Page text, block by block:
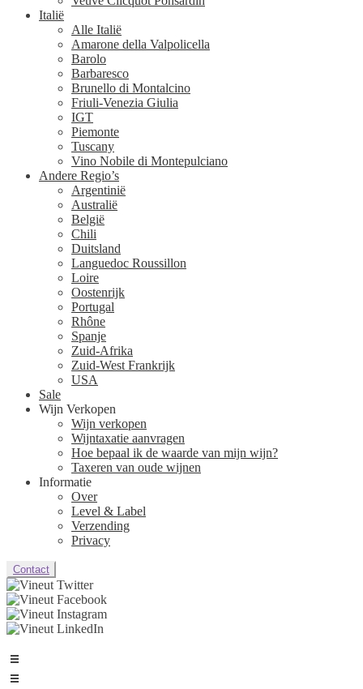
Italië
Alle Italië
Amarone della Valpolicella
Barolo
Barbaresco
Brunello di Montalcino
Friuli-Venezia Giulia
IGT
Piemonte
Tuscany
Vino Nobile di Montepulciano
Andere Regio’s
Argentinië
Australië
België
Chili
Duitsland
Languedoc Roussillon
Loire
Oostenrijk
Portugal
Rhône
Spanje
Zuid-Afrika
Zuid-West Frankrijk
USA
Sale
Wijn Verkopen
Wijn verkopen
Wijntaxatie aanvragen
Hoe bepaal ik de waarde van mijn wijn?
Taxeren van oude wijnen
Informatie
Over
Level & Label
Verzending
Privacy
Contact